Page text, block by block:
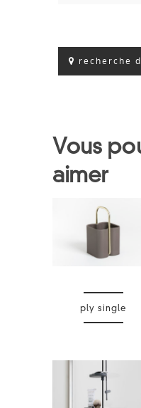
recherche
Vous
aimer
ply single